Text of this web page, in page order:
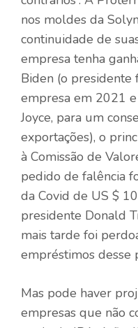
nos moldes da
continuidade de
empresa tenha
Biden (o
empresa em 2021
Joyce, para um
exportações), o
à Comissão de
pedido de falência
da Covid de US $
presidente Donald
mais tarde foi
empréstimos desse
Mas pode haver
empresas que não